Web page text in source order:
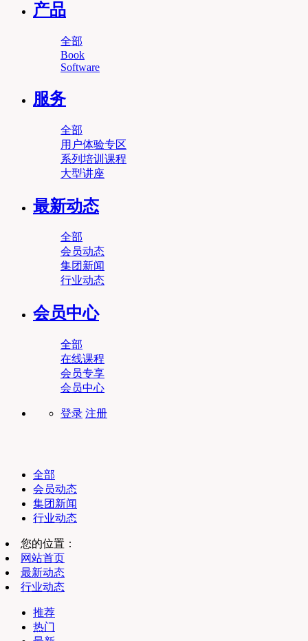
产品
全部
Book
Software
服务
全部
用户体验专区
系列培训课程
大型讲座
最新动态
全部
会员动态
集团新闻
行业动态
会员中心
全部
在线课程
会员专享
会员中心
登录 注册
全部
会员动态
集团新闻
行业动态
您的位置：
网站首页
最新动态
行业动态
推荐
热门